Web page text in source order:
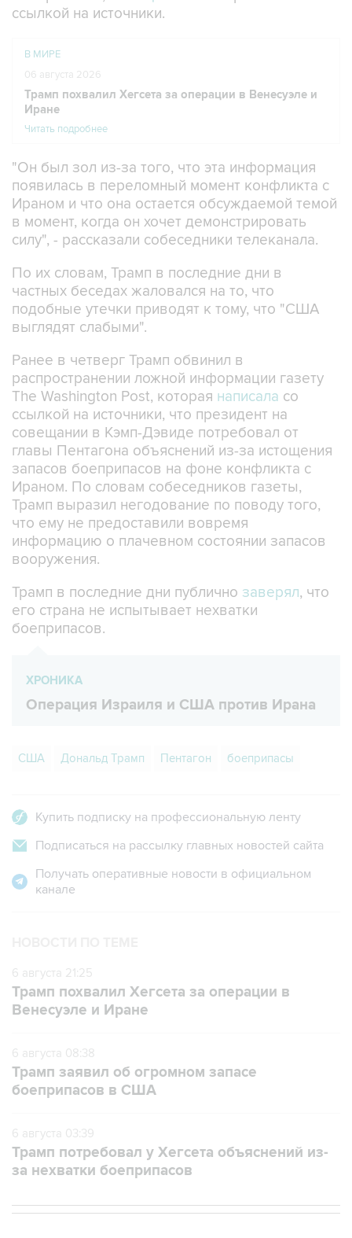
В МИРЕ
Трамп похвалил Хегсета за операции в Венесуэле и
Иране
Читать подробнее
"Он был зол из-за того, что эта информация
Ираном и что она остается обсуждаемой темой
в момент, когда он хочет демонстрировать
силу", - рассказали собеседники телеканала.
По их словам, Трамп в последние дни в
подобные утечки приводят к тому, что "США
выглядят слабыми".
Ранее в четверг Трамп обвинил в
The Washington Post, котораянаписала
ссылкой на источники, что президент на
совещании в Кэмп-Дэвиде потребовал от
главы Пентагона объяснений из-за истощения
запасов боеприпасов на фоне конфликта с
Ираном. По словам собеседников газеты,
Трамп выразил негодование по поводу того,
что ему не предоставили вовремя
информацию о плачевном состоянии запасов
вооружения.
Трамп в последние дни публично
боеприпасов.
Операция Израиля и США против Ирана
Подписаться на рассылку главных новостей сайта
Получать оперативные новости в официальном
канале
Венесуэле и Иране
6 августа 08:38
боеприпасов в США
6 августа 03:39
за нехватки боеприпасов